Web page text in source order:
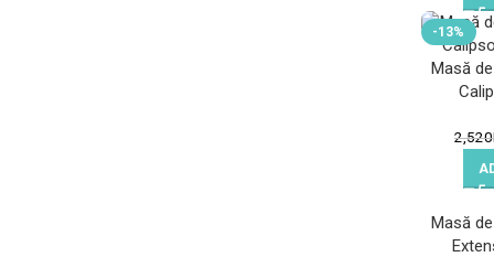
-13%
Masă
2,520
Masă